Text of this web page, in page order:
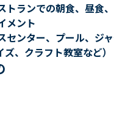
トランでの朝食、昼食
メント
ンター、プール、ジ
、クラフト教室など）